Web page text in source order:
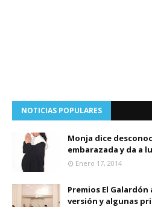
NOTICIAS POPULARES
Monja dice
embarazada y da a
Enero 17, 2014
Premios El
versión y algunas